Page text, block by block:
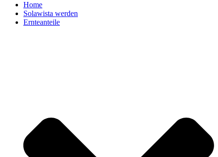
Home
Solawista werden
Ernteanteile